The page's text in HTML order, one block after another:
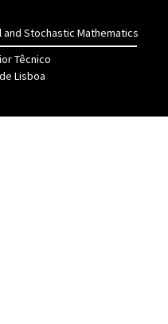
Stochastic Mathematics
Têcnico
Lisboa